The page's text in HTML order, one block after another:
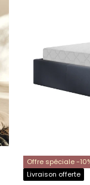
Offre spéciale -
Livraison offerte